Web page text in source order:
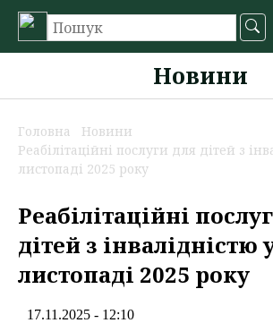
Новини
Головна
Новини
Реабілітаційні послуги для дітей з
листопаді 2025 року
Реабілітаційні
дітей з інвалідністю
листопаді 2025 року
17.11.2025 - 12:10